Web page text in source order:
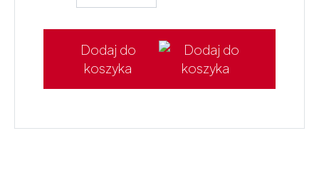
Dodaj do
koszyka